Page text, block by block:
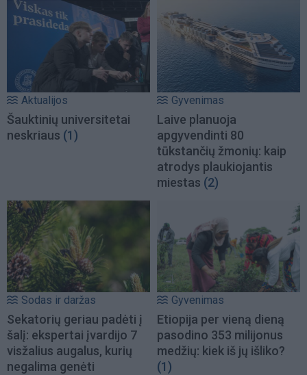
Aktualijos
Šauktinių universitetai
neskriaus (1)
Gyvenimas
Laive planuoja
apgyvendinti 80
tūkstančių žmonių: kaip
atrodys plaukiojantis
miestas (2)
Sodas ir daržas
Sekatorių geriau padėti į
šalį: ekspertai įvardijo 7
visžalius augalus, kurių
negalima genėti
Gyvenimas
Etiopija per vieną dieną
pasodino 353 milijonus
medžių: kiek iš jų išliko?
(1)